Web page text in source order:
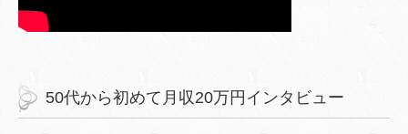
50代から初めて月収20万円インタビュー